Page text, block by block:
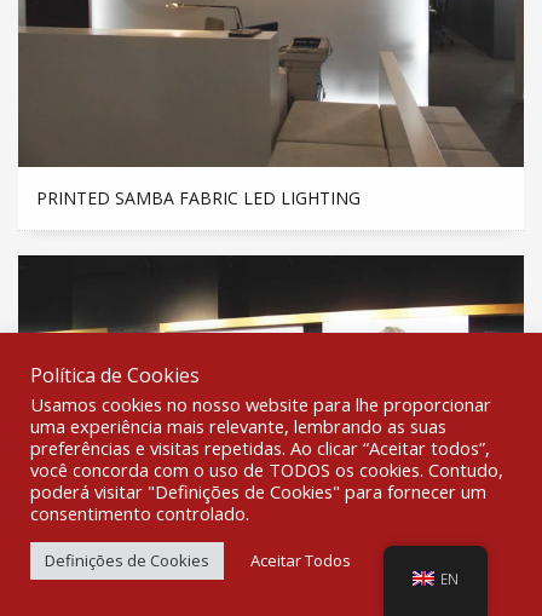
PRINTED SAMBA FABRIC LED LIGHTING
Política de Cookies
Usamos cookies no nosso website para lhe proporcionar
uma experiência mais relevante, lembrando as suas
preferências e visitas repetidas. Ao clicar “Aceitar todos”,
você concorda com o uso de TODOS os cookies. Contudo,
poderá visitar "Definições de Cookies" para fornecer um
consentimento controlado.
Definições de Cookies Aceitar Todos
EN